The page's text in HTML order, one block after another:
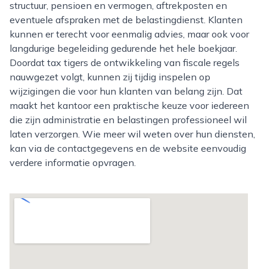
structuur, pensioen en vermogen, aftrekposten en
eventuele afspraken met de belastingdienst. Klanten
kunnen er terecht voor eenmalig advies, maar ook voor
langdurige begeleiding gedurende het hele boekjaar.
Doordat tax tigers de ontwikkeling van fiscale regels
nauwgezet volgt, kunnen zij tijdig inspelen op
wijzigingen die voor hun klanten van belang zijn. Dat
maakt het kantoor een praktische keuze voor iedereen
die zijn administratie en belastingen professioneel wil
laten verzorgen. Wie meer wil weten over hun diensten,
kan via de contactgegevens en de website eenvoudig
verdere informatie opvragen.